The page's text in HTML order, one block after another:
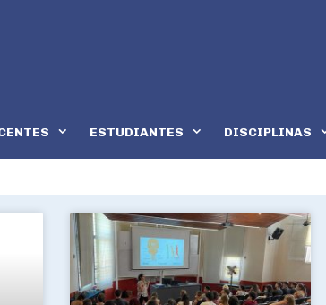
ESTUDIANTES DISCIPLINAS